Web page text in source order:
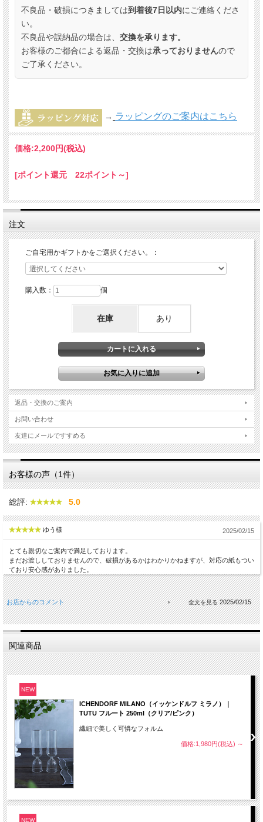
不良品・破損につきましては到着後7日以内にご連絡くださ
い。
不良品や誤納品の場合は、 交換を承ります。
お客様のご都合による返品・交換は承っておりませんので
ご了承ください。
→ ラッピングのご案内はこちら
価格:2,200円(税込)
[ポイント還元 22ポイント～]
注文
ご自宅用かギフトかをご選択ください。：
購入数： 個
在庫 あり
返品・交換のご案内
お問い合わせ
友達にメールですすめる
お客様の声（1件）
総評: 5.0
ゆう様 2025/02/15
とても親切なご案内で満足しております。
まだお渡ししておりませんので、破損があるかはわかりかねますが、対応の紙もつい
ており安心感がありました。
お店からのコメント 2025/02/15
関連商品
NEW
ICHENDORF MILANO（イッケンドルフ ミラノ）｜
TUTU フルート 250ml（クリア/ピンク）
繊細で美しく可憐なフォルム
価格:1,980円(税込) ～
NEW